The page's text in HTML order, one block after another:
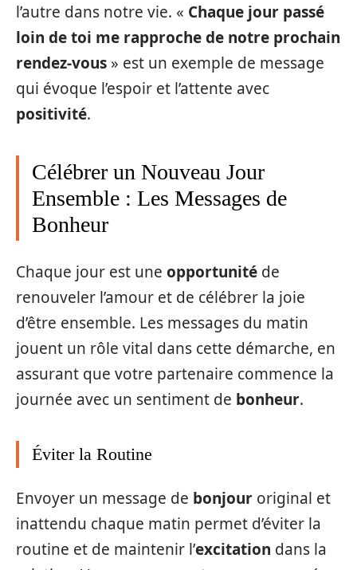
l’autre dans notre vie. « Chaque jour passé
loin de toi me rapproche de notre prochain
rendez-vous » est un exemple de message
qui évoque l’espoir et l’attente avec
positivité.
Célébrer un Nouveau Jour
Ensemble : Les Messages de
Bonheur
Chaque jour est une opportunité de
renouveler l’amour et de célébrer la joie
d’être ensemble. Les messages du matin
jouent un rôle vital dans cette démarche, en
assurant que votre partenaire commence la
journée avec un sentiment de bonheur.
Éviter la Routine
Envoyer un message de bonjour original et
inattendu chaque matin permet d’éviter la
routine et de maintenir l’excitation dans la